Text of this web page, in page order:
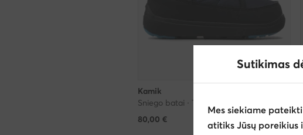
Kamik
Sniego batai · Tamsiai mėlyna
80,00 €
Sutikimas
Mes siekiame pateikti
atitiks Jūsų poreikius